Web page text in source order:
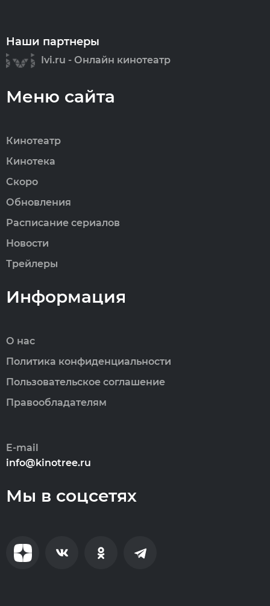
Наши партнеры
Ivi.ru - Онлайн кинотеатр
Меню сайта
Кинотеатр
Кинотека
Скоро
Обновления
Расписание сериалов
Новости
Трейлеры
Информация
О нас
Политика конфиденциальности
Пользовательское соглашение
Правообладателям
E-mail
info@kinotree.ru
Мы в соцсетях